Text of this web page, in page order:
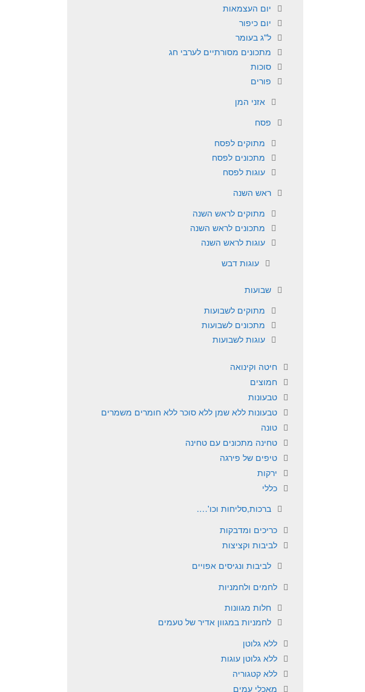
יום העצמאות
יום כיפור
ל"ג בעומר
מתכונים מסורתיים לערבי חג
סוכות
פורים
אזני המן
פסח
מתוקים לפסח
מתכונים לפסח
עוגות לפסח
ראש השנה
מתוקים לראש השנה
מתכונים לראש השנה
עוגות לראש השנה
עוגות דבש
שבועות
מתוקים לשבועות
מתכונים לשבועות
עוגות לשבועות
חיטה וקינואה
חמוצים
טבעונות
טבעונות ללא שמן ללא סוכר ללא חומרים משמרים
טונה
טחינה מתכונים עם טחינה
טיפים של פירגה
ירקות
כללי
ברכות,סליחות וכו'….
כריכים ומדבקות
לביבות וקציצות
לביבות ונגיסים אפויים
לחמים ולחמניות
חלות מגוונות
לחמניות במגוון אדיר של טעמים
ללא גלוטן
ללא גלוטן עוגות
ללא קטגוריה
מאכלי עמים